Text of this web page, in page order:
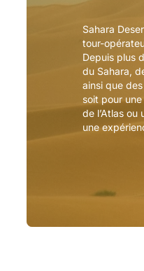
Sahara
tour-
Depuis plus
du Sahara,
ainsi que
soit pour
de l’Atlas
une